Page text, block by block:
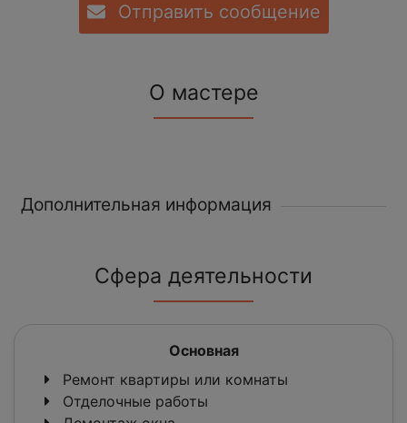
Отправить сообщение
О мастере
Дополнительная информация
Сфера деятельности
Основная
Ремонт квартиры или комнаты
Отделочные работы